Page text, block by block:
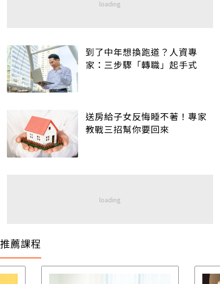
到了中年想換跑道？人資專
家：三步驟「轉職」起手式
送房給子女反悔睡不著！專家
教戰三招幫你要回來
推薦課程